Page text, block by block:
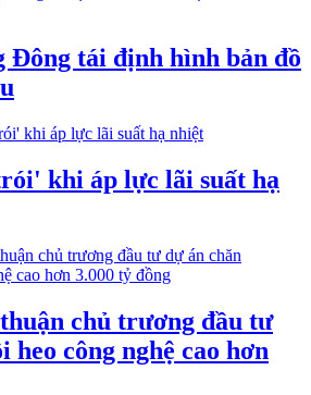
Đông tái định hình bản đồ
khi áp lực lãi suất hạ
chủ trương đầu tư
heo công nghệ cao hơn